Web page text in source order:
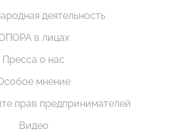
деятельность
в лицах
Пресса о нас
мнение
прав предпринимателей
Видео